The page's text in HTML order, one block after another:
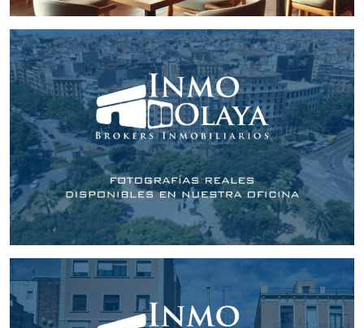
Barcelona, conocida por su vida cultural, turística y
residencial, lo que asegura una alta demanda y flujo
constante de clientes.
Consideraciones adicionales:
Larentabilidad bruta del 4,28%es atractiva para un
activo en una ubicación premium como Ciutat Vella,
con gran potencial de revalorización del inmueble a
largo plazo.
Revisar el contrato de alquiler vigente para analizar
términos como la duración, cláusulas de
actualización de renta y condiciones que puedan
influir en los ingresos futuros.
Tener en cuenta los gastos asociados, como
impuestos, mantenimiento y comunidad, para
calcular con precisión la rentabilidad neta.